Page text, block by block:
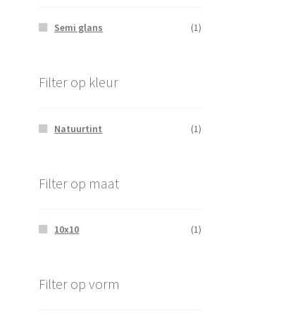
Semi glans (1)
Filter op kleur
Natuurtint (1)
Filter op maat
10x10 (1)
Filter op vorm